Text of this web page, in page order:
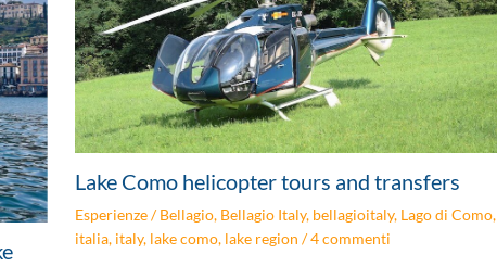
Lake Como helicopter tours and transfers
Esperienze/Bellagio, Bellagio Italy, bellagioitaly, Lago di Como,
italia, italy, lake como, lake region /4 commenti